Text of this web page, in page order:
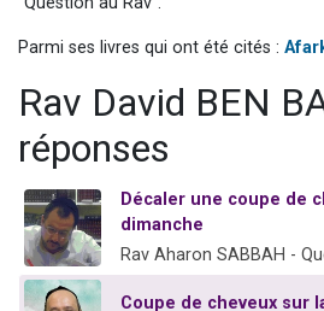
30 personnes viennent de
Il reste 49 places
Parmi ses livres qui ont été cités :
Rav David BEN
réponses
Décaler une coupe de
dimanche
Rav Aharon SABBAH -
Coupe de cheveux sur